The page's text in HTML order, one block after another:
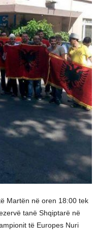
Martën në oren 18:00 tek
tanë Shqiptarë në
të Europes Nuri